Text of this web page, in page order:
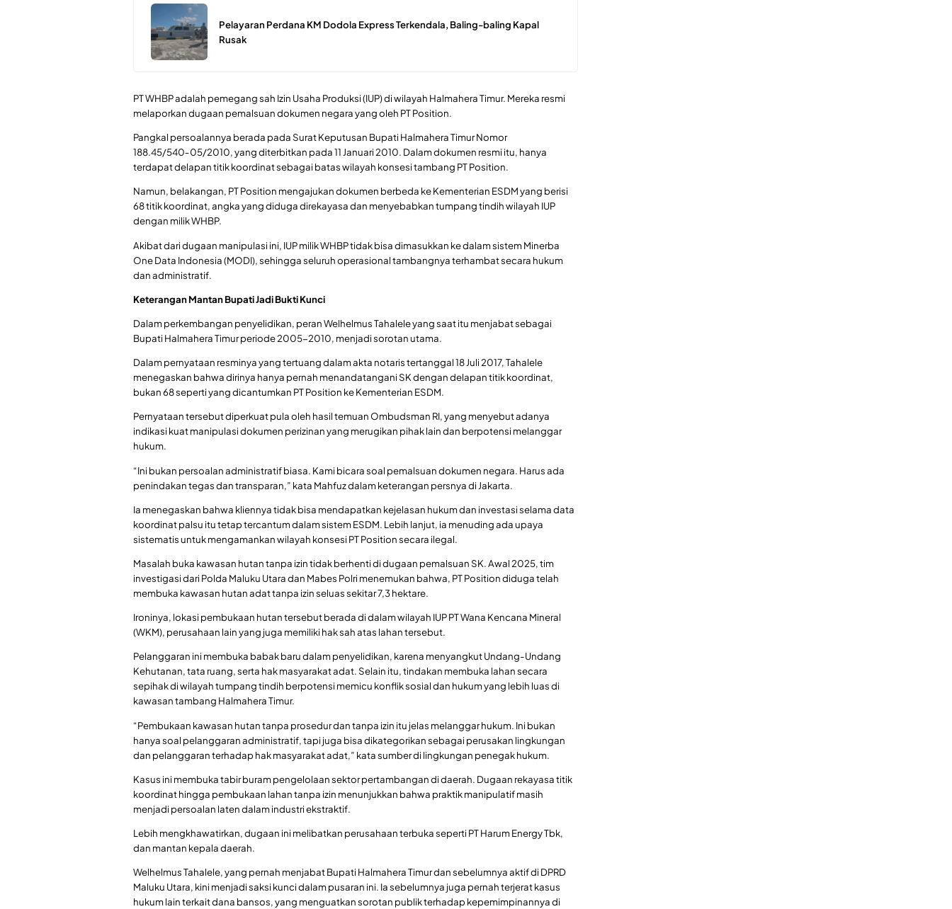
Pelayaran Perdana KM Dodola Express Terkendala, Baling-baling Kapal
Rusak
PT WHBP adalah pemegang sah Izin Usaha Produksi (IUP) di wilayah Halmahera Timur. Mereka resmi
melaporkan dugaan pemalsuan dokumen negara yang oleh PT Position.
Pangkal persoalannya berada pada Surat Keputusan Bupati Halmahera Timur Nomor
188.45/540‑05/2010, yang diterbitkan pada 11 Januari 2010. Dalam dokumen resmi itu, hanya
terdapat delapan titik koordinat sebagai batas wilayah konsesi tambang PT Position.
Namun, belakangan, PT Position mengajukan dokumen berbeda ke Kementerian ESDM yang berisi
68 titik koordinat, angka yang diduga direkayasa dan menyebabkan tumpang tindih wilayah IUP
dengan milik WHBP.
Akibat dari dugaan manipulasi ini, IUP milik WHBP tidak bisa dimasukkan ke dalam sistem Minerba
One Data Indonesia (MODI), sehingga seluruh operasional tambangnya terhambat secara hukum
dan administratif.
Keterangan Mantan Bupati Jadi Bukti Kunci
Dalam perkembangan penyelidikan, peran Welhelmus Tahalele yang saat itu menjabat sebagai
Bupati Halmahera Timur periode 2005-2010, menjadi sorotan utama.
Dalam pernyataan resminya yang tertuang dalam akta notaris tertanggal 18 Juli 2017, Tahalele
menegaskan bahwa dirinya hanya pernah menandatangani SK dengan delapan titik koordinat,
bukan 68 seperti yang dicantumkan PT Position ke Kementerian ESDM.
Pernyataan tersebut diperkuat pula oleh hasil temuan Ombudsman RI, yang menyebut adanya
indikasi kuat manipulasi dokumen perizinan yang merugikan pihak lain dan berpotensi melanggar
hukum.
“Ini bukan persoalan administratif biasa. Kami bicara soal pemalsuan dokumen negara. Harus ada
penindakan tegas dan transparan,” kata Mahfuz dalam keterangan persnya di Jakarta.
Ia menegaskan bahwa kliennya tidak bisa mendapatkan kejelasan hukum dan investasi selama data
koordinat palsu itu tetap tercantum dalam sistem ESDM. Lebih lanjut, ia menuding ada upaya
sistematis untuk mengamankan wilayah konsesi PT Position secara ilegal.
Masalah buka kawasan hutan tanpa izin tidak berhenti di dugaan pemalsuan SK. Awal 2025, tim
investigasi dari Polda Maluku Utara dan Mabes Polri menemukan bahwa, PT Position diduga telah
membuka kawasan hutan adat tanpa izin seluas sekitar 7,3 hektare.
Ironinya, lokasi pembukaan hutan tersebut berada di dalam wilayah IUP PT Wana Kencana Mineral
(WKM), perusahaan lain yang juga memiliki hak sah atas lahan tersebut.
Pelanggaran ini membuka babak baru dalam penyelidikan, karena menyangkut Undang-Undang
Kehutanan, tata ruang, serta hak masyarakat adat. Selain itu, tindakan membuka lahan secara
sepihak di wilayah tumpang tindih berpotensi memicu konflik sosial dan hukum yang lebih luas di
kawasan tambang Halmahera Timur.
“Pembukaan kawasan hutan tanpa prosedur dan tanpa izin itu jelas melanggar hukum. Ini bukan
hanya soal pelanggaran administratif, tapi juga bisa dikategorikan sebagai perusakan lingkungan
dan pelanggaran terhadap hak masyarakat adat,” kata sumber di lingkungan penegak hukum.
Kasus ini membuka tabir buram pengelolaan sektor pertambangan di daerah. Dugaan rekayasa titik
koordinat hingga pembukaan lahan tanpa izin menunjukkan bahwa praktik manipulatif masih
menjadi persoalan laten dalam industri ekstraktif.
Lebih mengkhawatirkan, dugaan ini melibatkan perusahaan terbuka seperti PT Harum Energy Tbk,
dan mantan kepala daerah.
Welhelmus Tahalele, yang pernah menjabat Bupati Halmahera Timur dan sebelumnya aktif di DPRD
Maluku Utara, kini menjadi saksi kunci dalam pusaran ini. Ia sebelumnya juga pernah terjerat kasus
hukum lain terkait dana bansos, yang menguatkan sorotan publik terhadap kepemimpinannya di